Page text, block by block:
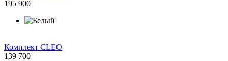
195 900
Комплект CLEO
139 700